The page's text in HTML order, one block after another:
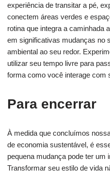
experiência de transitar a pé,
conectem‍ áreas verdes e
rotina que⁣ integra a ​caminhada
⁢em significativas mudanças‍ no
ambiental ao seu redor.
utilizar ‍seu tempo livre ‌para
⁤forma como você⁣ interage com
Para encerrar
À medida que concluímos
de​ economia sustentável, é
pequena ​mudança pode ter ‍um​
Transformar seu​ estilo de vida